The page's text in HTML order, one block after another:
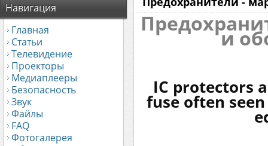
Навигация
Главная
Статьи
Телевидение
Проекторы
Медиаплееры
Безопасность
Звук
Файлы
FAQ
Фотогалерея
и
IC protectors
fuse often